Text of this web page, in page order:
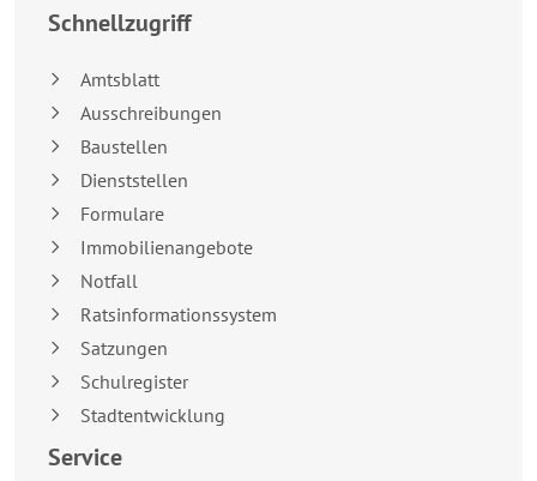
Schnellzugriff
Amtsblatt
Ausschreibungen
Baustellen
Dienststellen
Formulare
Immobilienangebote
Notfall
Ratsinformationssystem
Satzungen
Schulregister
Stadtentwicklung
Service